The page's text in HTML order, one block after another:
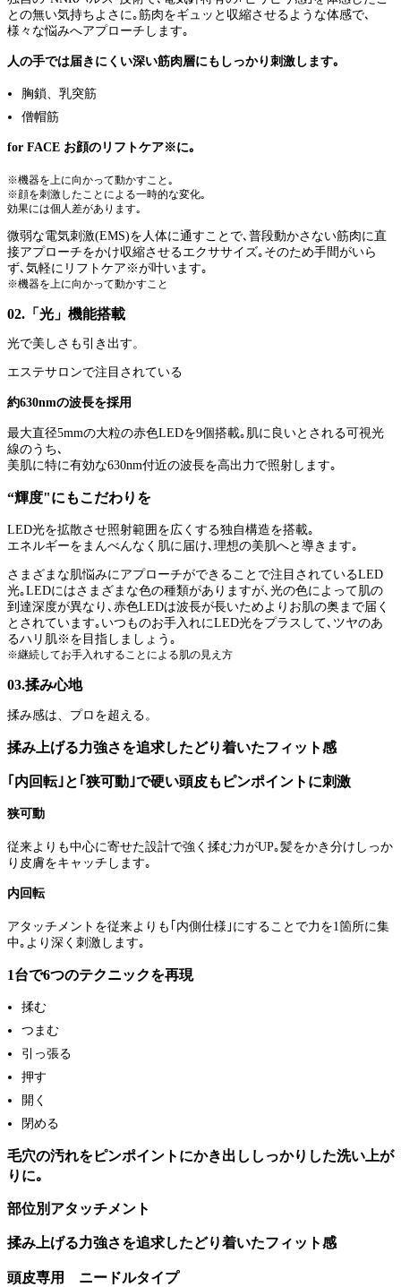
との無い気持ちよさに｡筋肉をギュッと収縮させるような体感で､
様々な悩みへアプローチします｡
人の手では届きにくい深い筋肉層にもしっかり刺激します｡
胸鎖、乳突筋
僧帽筋
for FACE お顔のリフトケア※に｡
※機器を上に向かって動かすこと｡
※顔を刺激したことによる一時的な変化｡
効果には個人差があります｡
微弱な電気刺激(EMS)を人体に通すことで､普段動かさない筋肉に直
接アプローチをかけ収縮させるエクササイズ｡そのため手間がいら
ず､気軽にリフトケア※が叶います｡
※機器を上に向かって動かすこと
02.「光」機能搭載
光で美しさも引き出す。
エステサロンで注目されている
約630nmの波長を採用
最大直径5mmの大粒の赤色LEDを9個搭載｡肌に良いとされる可視光
線のうち､
美肌に特に有効な630nm付近の波長を高出力で照射します｡
“輝度"にもこだわりを
LED光を拡散させ照射範囲を広くする独自構造を搭載｡
エネルギーをまんべんなく肌に届け､理想の美肌へと導きます｡
さまざまな肌悩みにアプローチができることで注目されているLED
光｡LEDにはさまざまな色の種類がありますが､光の色によって肌の
到達深度が異なり､赤色LEDは波長が長いためよりお肌の奥まで届く
とされています｡いつものお手入れにLED光をプラスして､ツヤのあ
るハリ肌※を目指しましょう｡
※継続してお手入れすることによる肌の見え方
03.揉み心地
揉み感は、プロを超える。
揉み上げる力強さを追求したどり着いたフィット感
｢内回転｣と｢狭可動｣で硬い頭皮もピンポイントに刺激
狭可動
従来よりも中心に寄せた設計で強く揉む力がUP｡髪をかき分けしっか
り皮膚をキャッチします｡
内回転
アタッチメントを従来よりも｢内側仕様｣にすることで力を1箇所に集
中｡より深く刺激します｡
1台で6つのテクニックを再現
揉む
つまむ
引っ張る
押す
開く
閉める
毛穴の汚れをピンポイントにかき出ししっかりした洗い上が
りに｡
部位別アタッチメント
揉み上げる力強さを追求したどり着いたフィット感
頭皮専用 ニードルタイプ